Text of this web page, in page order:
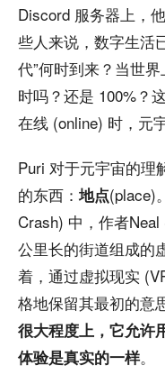
Discord 服务器上，
些人来说，数字生活
代”何时到来？当世
时吗？还是 100%？
在线 (online) 时，元
Puri 对于元宇宙的理
的东西： 地点(place)
Crash) 中，作者
公里长的街道组成的
着，通过虚拟现实
格地保留其最初的意
很大程度上，它允许
体验是真实的一样。